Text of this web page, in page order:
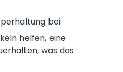
bei:
helfen, eine
was das